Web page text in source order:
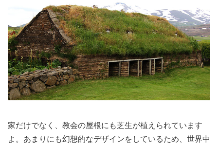
家だけでなく、教会の屋根にも芝生が植えられています
よ。あまりにも幻想的なデザインをしているため、世界中